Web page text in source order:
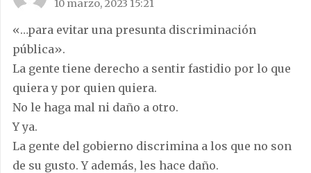
10 marzo, 2023 15:21
«…para evitar una presunta discriminación
pública».
La gente tiene derecho a sentir fastidio por lo que
quiera y por quien quiera.
No le haga mal ni daño a otro.
Y ya.
La gente del gobierno discrimina a los que no son
de su gusto. Y además, les hace daño.